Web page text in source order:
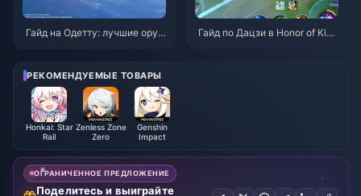
Гайд на Одетту: лучшие оруж
Гайд по Дацзи в Honor of King
РЕКОМЕНДУЕМЫЕ ТОВАРЫ
Honkai: Star
Rail
Zenless Zone
Zero
Genshin
Impact
ОГРАНИЧЕННОЕ ПРЕДЛОЖЕНИЕ
Поделитесь и выиграйте